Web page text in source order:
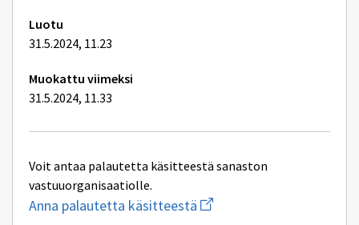
Luotu
31.5.2024, 11.23
Muokattu viimeksi
31.5.2024, 11.33
Voit antaa palautetta käsitteestä sanaston
vastuuorganisaatiolle.
Anna palautetta käsitteestä Aloita
uuden